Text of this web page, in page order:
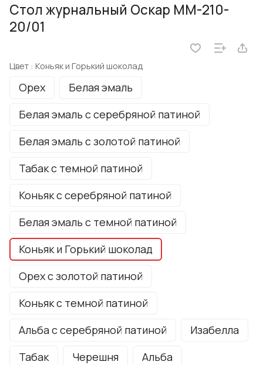
Стол журнальный Оскар ММ-210-
20/01
Цвет : Коньяк и Горький шоколад
Орех
Белая эмаль
Белая эмаль с серебряной патиной
Белая эмаль с золотой патиной
Табак с темной патиной
Коньяк с серебряной патиной
Белая эмаль с темной патиной
Коньяк и Горький шоколад
Орех с золотой патиной
Коньяк с темной патиной
Альба с серебряной патиной
Изабелла
Табак
Черешня
Альба